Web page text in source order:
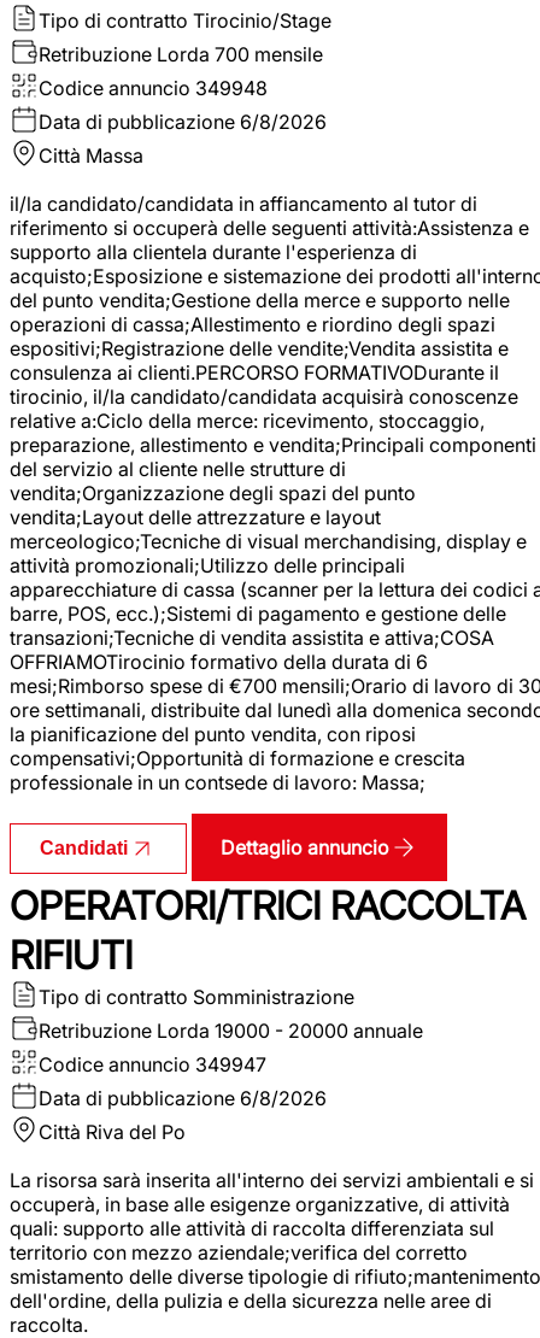
Tipo di contratto Tirocinio/Stage
Retribuzione Lorda 700 mensile
Codice annuncio 349948
Data di pubblicazione 6/8/2026
Città Massa
il/la candidato/candidata in affiancamento al tutor di
riferimento si occuperà delle seguenti attività:Assistenza e
supporto alla clientela durante l'esperienza di
acquisto;Esposizione e sistemazione dei prodotti
del punto vendita;Gestione della merce e supporto nelle
operazioni di cassa;Allestimento e riordino degli spazi
espositivi;Registrazione delle vendite;Vendita assistita e
consulenza ai clienti.PERCORSO FORMATIVODurante il
tirocinio, il/la candidato/candidata acquisirà conoscenze
relative a:Ciclo della merce: ricevimento, stoccaggio,
preparazione, allestimento e vendita;Principali componenti
del servizio al cliente nelle strutture di
vendita;Organizzazione degli spazi del punto
vendita;Layout delle attrezzature e layout
merceologico;Tecniche di visual merchandising, display e
attività promozionali;Utilizzo delle principali
apparecchiature di cassa (scanner per la lettura dei codici
barre, POS, ecc.);Sistemi di pagamento e gestione delle
transazioni;Tecniche di vendita assistita e attiva;COSA
OFFRIAMOTirocinio formativo della durata di 6
mesi;Rimborso spese di €700 mensili;Orario di lavoro di
ore settimanali, distribuite dal lunedì alla domenica
la pianificazione del punto vendita, con riposi
compensativi;Opportunità di formazione e crescita
professionale in un contsede di lavoro: Massa;
Candidati Dettaglio annuncio
OPERATORI/TRICI RACCOLTA
RIFIUTI
Tipo di contratto Somministrazione
Retribuzione Lorda 19000 - 20000 annuale
Codice annuncio 349947
Data di pubblicazione 6/8/2026
Città Riva del Po
La risorsa sarà inserita all'interno dei servizi ambientali e si
occuperà, in base alle esigenze organizzative, di attività
quali: supporto alle attività di raccolta differenziata sul
territorio con mezzo aziendale;verifica del corretto
smistamento delle diverse tipologie di rifiuto;mantenimento
dell'ordine, della pulizia e della sicurezza nelle aree di
raccolta.